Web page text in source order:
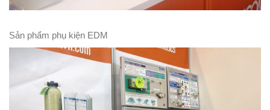
Sản phẩm phụ kiện EDM